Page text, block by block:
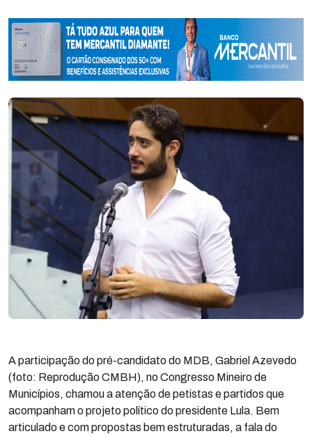
A participação do pré-candidato do MDB, Gabriel Azevedo
(foto: Reprodução CMBH), no Congresso Mineiro de
Municípios, chamou a atenção de petistas e partidos que
acompanham o projeto político do presidente Lula. Bem
articulado e com propostas bem estruturadas, a fala do